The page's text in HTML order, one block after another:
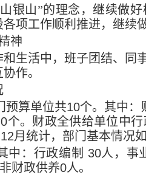
银山”的理念，继续做
项工作顺利推进，继续
神
生活中，班子团结、同
作。
预算单位共10个。其中：
0个。财政全供给单位中行
12月统计，部门基本情况如
中：行政编制 30人，事
财政供养0人。